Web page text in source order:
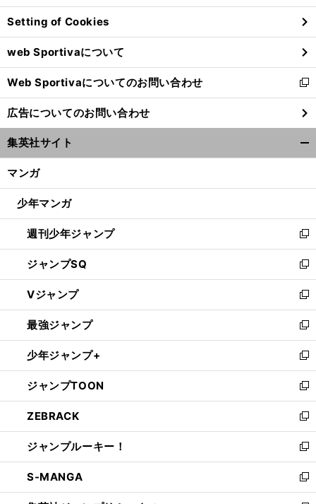
ン
ド
ウ
で
開
く
Setting of Cookies
web Sportivaについて
Web Sportivaについてのお問い合わせ
新
し
い
ウ
ィ
ン
ウ
開
く
広告についてのお問い合わせ
集英社サイト
マンガ
少年マンガ
週刊少年ジャンプ
新
し
い
ウ
ィ
ン
ド
ウ
で
開
く
ジャンプSQ
新
し
い
ウ
ィ
ン
ド
ウ
で
開
く
Vジャンプ
新
し
い
ウ
ィ
ン
ド
ウ
で
開
く
最強ジャンプ
新
し
い
ウ
ィ
ン
ド
ウ
で
開
く
少年ジャンプ+
新
し
い
ウ
ィ
ン
ド
ウ
で
開
ジャンプTOON
新
し
い
ウ
ィ
ン
ド
ウ
ZEBRACK
新
し
い
ウ
ィ
ン
ジャンプルーキー！
新
し
い
ウ
S-MANGA
新
し